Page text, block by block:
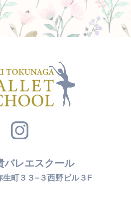
バレエスクール
生町３３−３西野ビル３F